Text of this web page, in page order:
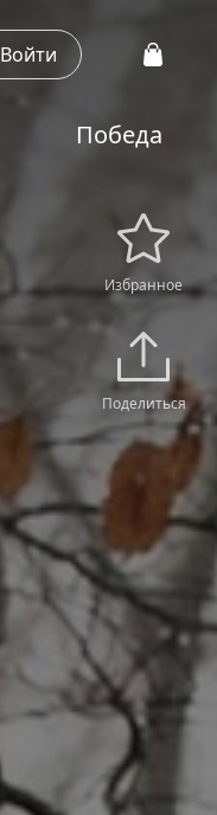
Войти
Победа
Избранное
Поделиться